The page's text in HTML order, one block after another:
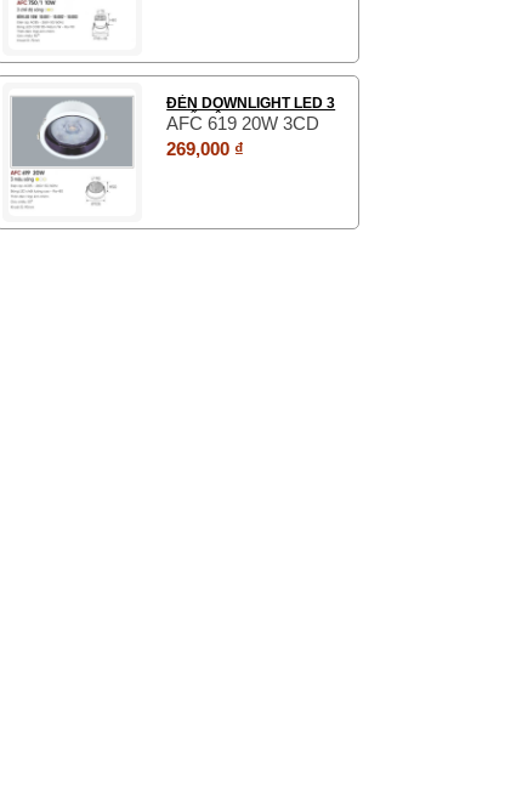
ĐÈN DOWNLIGHT LED 3
CHẾ ĐỘ
AFC 619 20W 3CD
269,000 ₫